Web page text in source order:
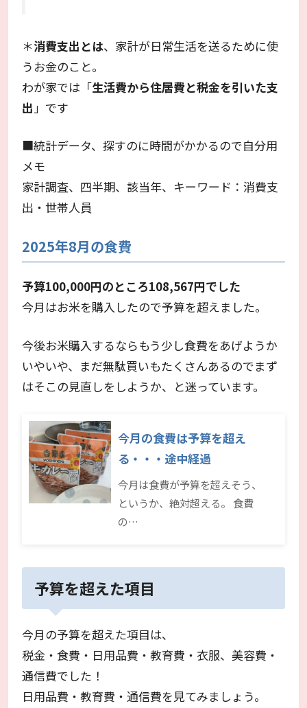
＊消費支出とは、家計が日常生活を送るために使
うお金のこと。
わが家では「生活費から住居費と税金を引いた支
出 」です
■統計データ、探すのに時間がかかるので自分用
メモ
家計調査、四半期、該当年、キーワード：消費支
出・世帯人員
2025年8月の食費
予算100,000円のところ108,567円でした
今月はお米を購入したので予算を超えました。
今後お米購入するならもう少し食費をあげようか
いやいや、まだ無駄買いもたくさんあるのでまず
はそこの見直しをしようか、と迷っています。
今月の食費は予算を超え
る・・・途中経過
今月は食費が予算を超えそう、
というか、絶対超える。 食費
の…
予算を超えた項目
今月の予算を超えた項目は、
税金・食費・日用品費・教育費・衣服、美容費・
通信費でした！
日用品費・教育費・通信費を見てみましょう。